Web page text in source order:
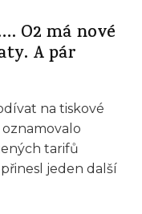
O2 má nové
A pár
na tiskové
tarifů
jeden další